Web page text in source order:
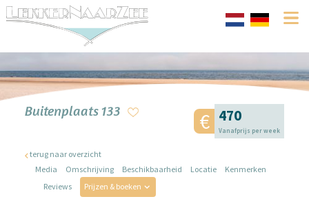
Buitenplaats 133 470
Vanafprijs per week
terug naar overzicht
Media
Omschrijving Beschikbaarheid Locatie
Kenmerken
Reviews
Prijzen & boeken